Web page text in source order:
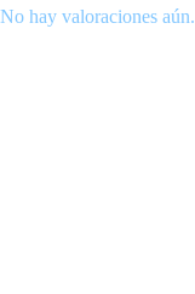
No hay valoraciones aún.